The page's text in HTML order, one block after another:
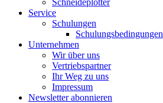
Schneideplotter
Service
Schulungen
Schulungsbedingungen
Unternehmen
Wir über uns
Vertriebspartner
Ihr Weg zu uns
Impressum
Newsletter abonnieren